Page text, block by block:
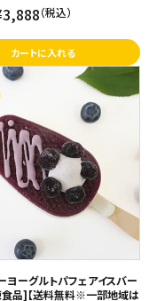
（税込）
カートに入れる
ヨーグルトパフェアイスバー
品]【送料無料※一部地域は